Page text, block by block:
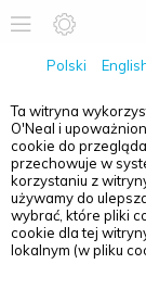
Polski
Ta witryna
O'Neal i
cookie do
przechowuje w
korzystaniu z
używamy do
wybrać, które pliki
cookie dla tej
lokalnym (w pliku
PRZEGLĄD